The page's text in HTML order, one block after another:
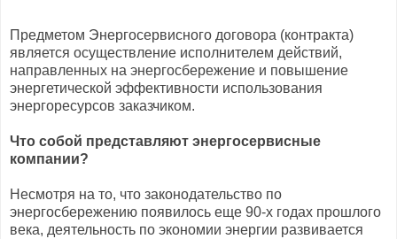
Предметом Энергосервисного договора (контракта)
является осуществление исполнителем действий,
направленных на энергосбережение и повышение
энергетической эффективности использования
энергоресурсов заказчиком.
Что собой представляют энергосервисные
компании?
Несмотря на то, что законодательство по
энергосбережению появилось еще 90-х годах прошлого
века, деятельность по экономии энергии развивается